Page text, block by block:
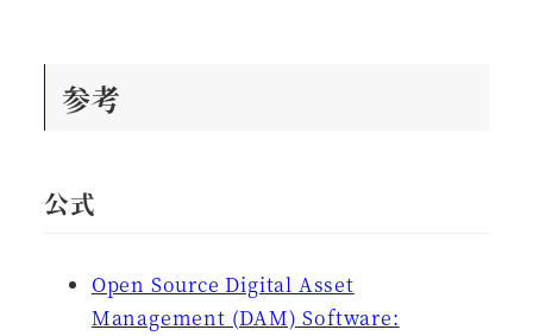
参考
公式
Open Source Digital Asset
Management (DAM) Software: